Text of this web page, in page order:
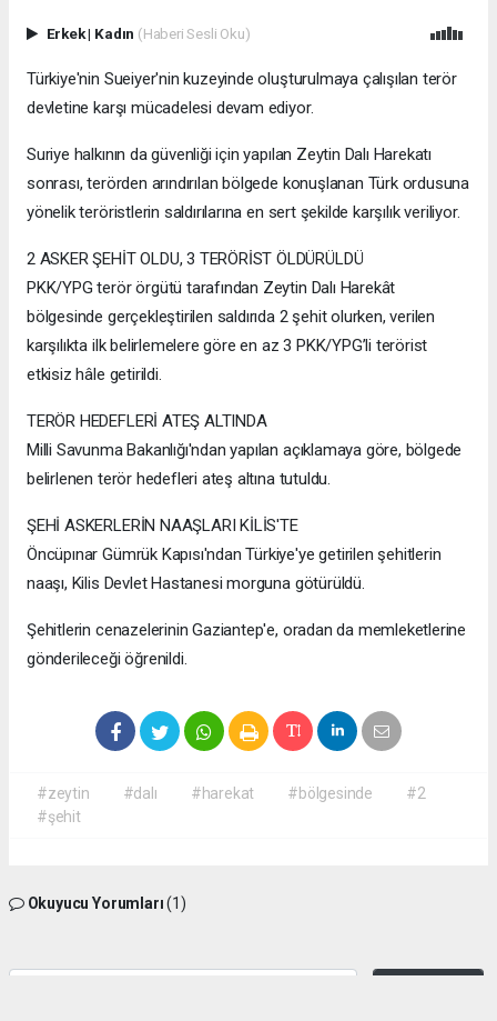
Erkek| Kadın (Haberi Sesli Oku)
Türkiye'nin Sueiyer'nin kuzeyinde oluşturulmaya çalışılan terör
devletine karşı mücadelesi devam ediyor.
Suriye halkının da güvenliği için yapılan Zeytin Dalı Harekatı
sonrası, terörden arındırılan bölgede konuşlanan Türk ordusuna
yönelik teröristlerin saldırılarına en sert şekilde karşılık veriliyor.
2 ASKER ŞEHİT OLDU, 3 TERÖRİST ÖLDÜRÜLDÜ
PKK/YPG terör örgütü tarafından Zeytin Dalı Harekât
bölgesinde gerçekleştirilen saldırıda 2 şehit olurken, verilen
karşılıkta ilk belirlemelere göre en az 3 PKK/YPG’li terörist
etkisiz hâle getirildi.
TERÖR HEDEFLERİ ATEŞ ALTINDA
Milli Savunma Bakanlığı'ndan yapılan açıklamaya göre, bölgede
belirlenen terör hedefleri ateş altına tutuldu.
ŞEHİ ASKERLERİN NAAŞLARI KİLİS'TE
Öncüpınar Gümrük Kapısı'ndan Türkiye'ye getirilen şehitlerin
naaşı, Kilis Devlet Hastanesi morguna götürüldü.
Şehitlerin cenazelerinin Gaziantep'e, oradan da memleketlerine
gönderileceği öğrenildi.
#zeytin #dalı #harekat #bölgesinde
#2
#şehit
Okuyucu Yorumları(1)